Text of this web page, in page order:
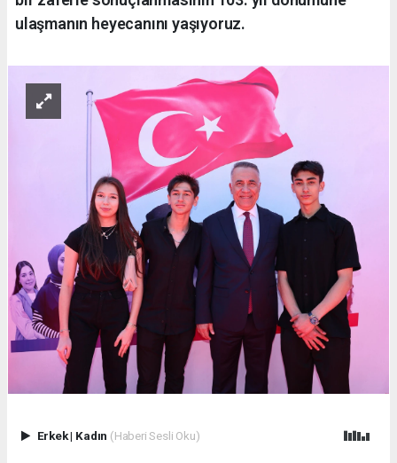
ulaşmanın heyecanını yaşıyoruz.
Erkek| Kadın (Haberi Sesli Oku)